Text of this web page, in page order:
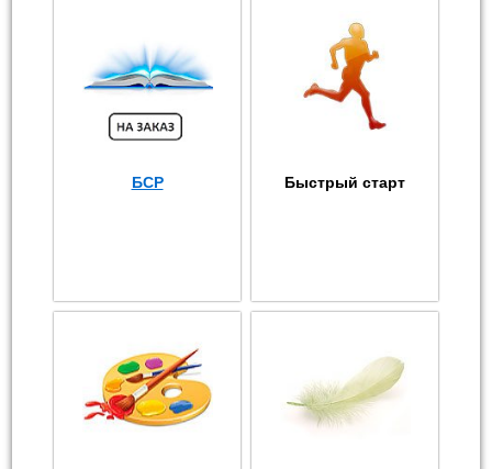
БСР Быстрый старт